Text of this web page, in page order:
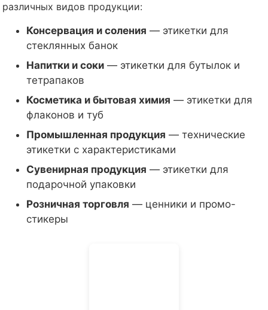
различных видов продукции:
Консервация и соления — этикетки для
стеклянных банок
Напитки и соки — этикетки для бутылок и
тетрапаков
Косметика и бытовая химия — этикетки для
флаконов и туб
Промышленная продукция — технические
этикетки с характеристиками
Сувенирная продукция — этикетки для
подарочной упаковки
Розничная торговля — ценники и промо-
стикеры